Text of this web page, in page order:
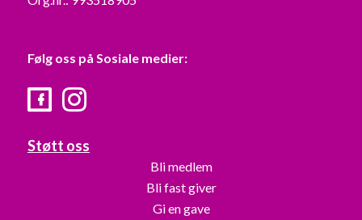
Følg oss på Sosiale medier:
FacebookInstagram
Støtt oss
Bli medlem
Bli fast giver
Gi en gave